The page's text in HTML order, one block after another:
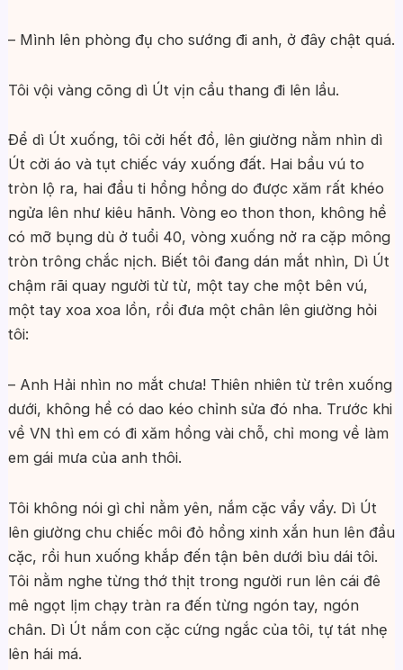
– Mình lên phòng đụ cho sướng đi anh, ở đây chật quá.
Tôi vội vàng cõng dì Út vịn cầu thang đi lên lầu.
Để dì Út xuống, tôi cởi hết đồ, lên giường nằm nhìn dì
Út cởi áo và tụt chiếc váy xuống đất. Hai bầu vú to
tròn lộ ra, hai đầu ti hồng hồng do được xăm rất khéo
ngửa lên như kiêu hãnh. Vòng eo thon thon, không hề
có mỡ bụng dù ở tuổi 40, vòng xuống nở ra cặp mông
tròn trông chắc nịch. Biết tôi đang dán mắt nhìn, Dì Út
chậm rãi quay người từ từ, một tay che một bên vú,
một tay xoa xoa lồn, rồi đưa một chân lên giường hỏi
tôi:
– Anh Hải nhìn no mắt chưa! Thiên nhiên từ trên xuống
dưới, không hề có dao kéo chỉnh sửa đó nha. Trước khi
về VN thì em có đi xăm hồng vài chỗ, chỉ mong về làm
em gái mưa của anh thôi.
Tôi không nói gì chỉ nằm yên, nắm cặc vẩy vẩy. Dì Út
lên giường chu chiếc môi đỏ hồng xinh xắn hun lên đầu
cặc, rồi hun xuống khắp đến tận bên dưới bìu dái tôi.
Tôi nằm nghe từng thớ thịt trong người run lên cái đê
mê ngọt lịm chạy tràn ra đến từng ngón tay, ngón
chân. Dì Út nắm con cặc cứng ngắc của tôi, tự tát nhẹ
lên hái má.